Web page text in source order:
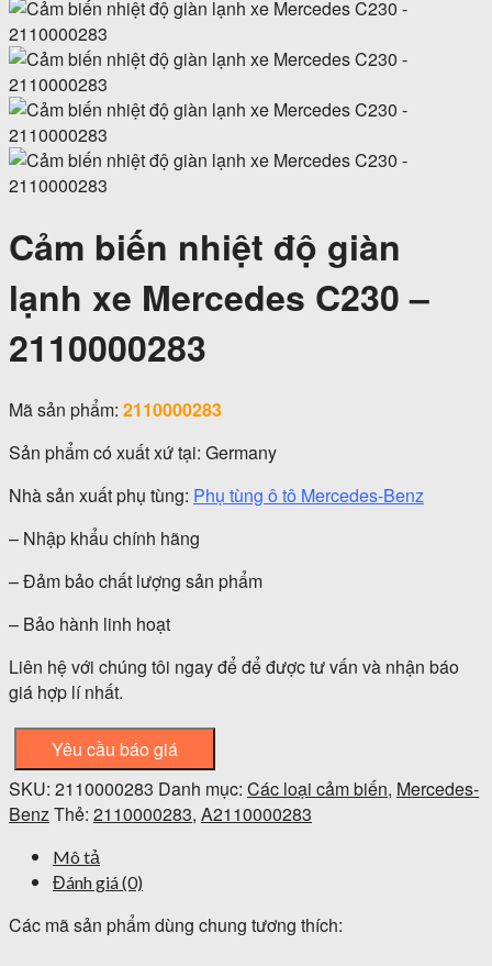
Cảm biến nhiệt độ giàn
lạnh xe Mercedes C230 –
2110000283
Mã sản phẩm: 2110000283
Sản phẩm có xuất xứ tại: Germany
Nhà sản xuất phụ tùng: Phụ tùng ô tô Mercedes-Benz
– Nhập khẩu chính hãng
– Đảm bảo chất lượng sản phẩm
– Bảo hành linh hoạt
Liên hệ với chúng tôi ngay để để được tư vấn và nhận báo
giá hợp lí nhất.
Yêu cầu báo giá
SKU: 2110000283 Danh mục: Các loại cảm biến, Mercedes-
BenzThẻ: 2110000283, A2110000283
Mô tả
Đánh giá (0)
Các mã sản phẩm dùng chung tương thích: